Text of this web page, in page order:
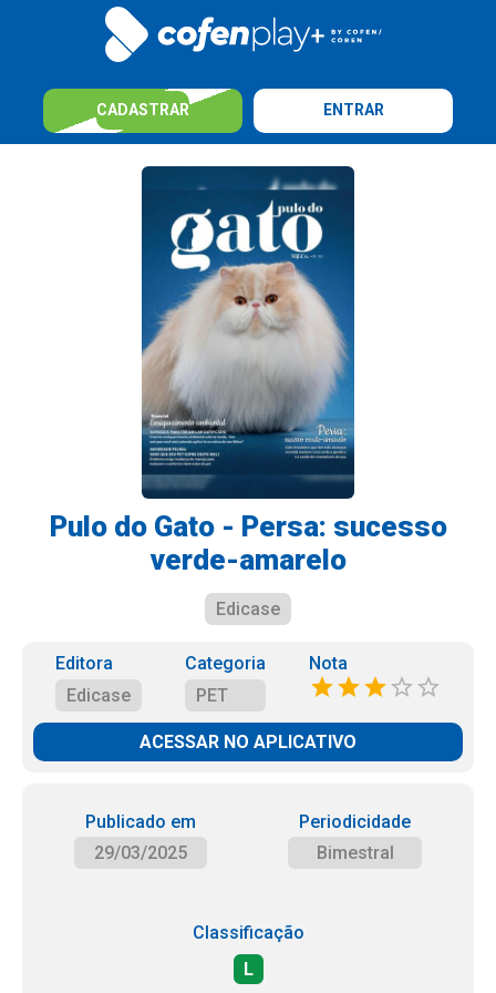
CADASTRAR ENTRAR
Pulo do Gato - Persa: sucesso
verde-amarelo
Edicase
Editora
Edicase
Categoria
PET
Nota
ACESSAR NO APLICATIVO
Publicado em
29/03/2025
Periodicidade
Bimestral
Classificação
L